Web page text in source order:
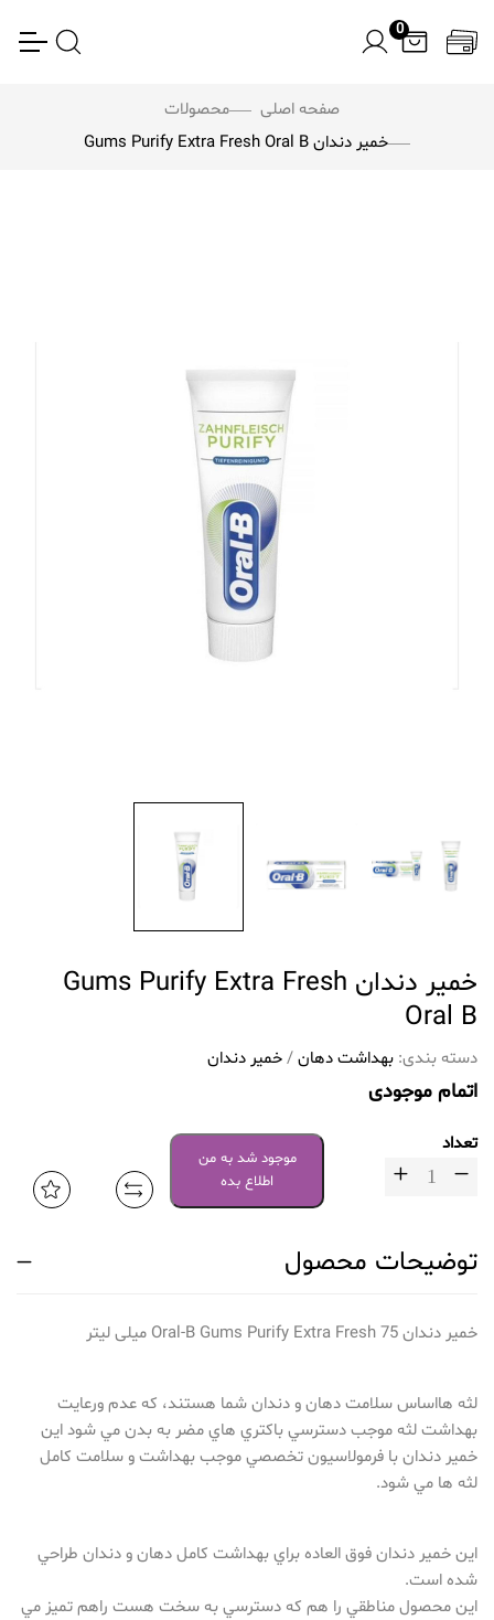
0
صفحه اصلی
محصولات
خمیر دندان Gums Purify Extra Fresh Oral B
خمیر دندان Gums Purify Extra Fresh
Oral B
دسته بندی: بهداشت دهان/خمیر دندان
اتمام موجودی
تعداد
موجود شد به من
اطلاع بده
توضیحات محصول
خمیر دندان Oral-B Gums Purify Extra Fresh 75 میلی لیتر
لثه هااساس سلامت دهان و دندان شما هستند، كه عدم ورعايت
بهداشت لثه موجب دسترسي باكتري هاي مضر به بدن مي شود اين
خمير دندان با فرمولاسيون تخصصي موجب بهداشت و سلامت كامل
لثه ها مي شود.
اين خمير دندان فوق العاده براي بهداشت كامل دهان و دندان طراحي
شده است.
اين محصول مناطقي را هم كه دسترسي به سخت هست راهم تميز مي